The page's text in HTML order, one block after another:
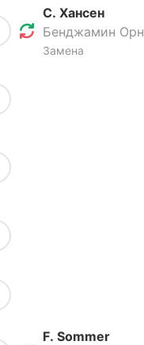
С. Хансен
Бенджамин Орн
Замена
F. Sommer